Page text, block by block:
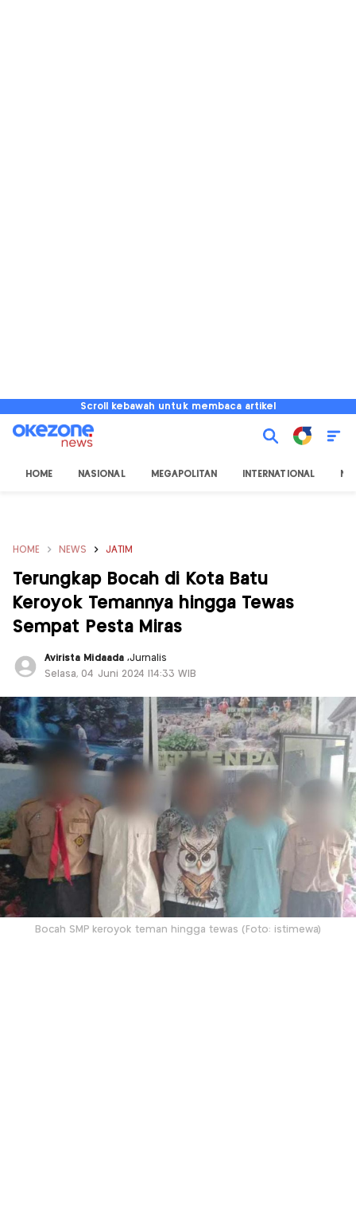
Scroll kebawah untuk membaca artikel
HOME NASIONAL MEGAPOLITAN INTERNATIONAL
HOME NEWS JATIM
Terungkap Bocah di Kota Batu
Keroyok Temannya hingga Tewas
Sempat Pesta Miras
Avirista Midaada ,Jurnalis
Selasa, 04 Juni 2024 |14:33 WIB
Bocah SMP keroyok teman hingga tewas (Foto: istimewa)